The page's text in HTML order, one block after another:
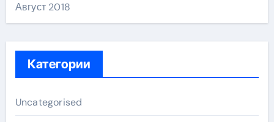
Август 2018
Категории
Uncategorised